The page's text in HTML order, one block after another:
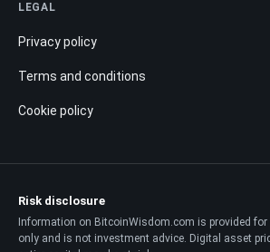
LEGAL
Privacy policy
Terms and conditions
Cookie policy
Risk disclosure
Information on BitcoinWisdom.com is provided
only and is not investment advice. Digital asset